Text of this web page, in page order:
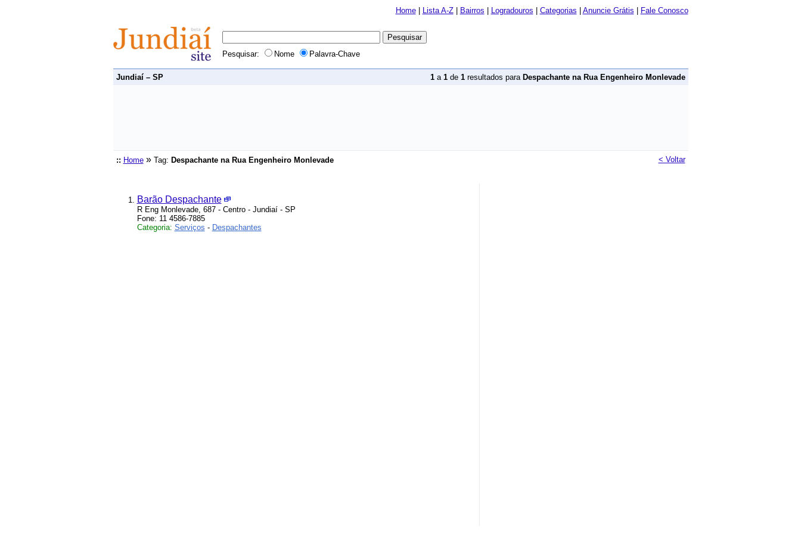
Home| Lista A-Z| Bairros Logradouros Categorias Anuncie Grátis Fale Conosco
Pesquisar: Nome Palavra-Chave
Jundiaí – SP 1a 1de 1resultados para Despachante na Rua Engenheiro Monlevade
:: Home »Tag: Despachante na Rua Engenheiro Monlevade < Voltar
Barão Despachante
R Eng Monlevade, 687 - Centro - Jundiaí - SP
Fone: 11 4586-7885
Categoria: Serviços - Despachantes